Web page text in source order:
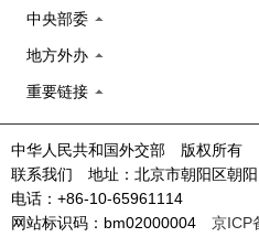
中央部委
地方外办
重要链接
中华人民共和国外交部 版权所有
联系我们 地址：北京市朝阳区朝
电话：+86-10-65961114
网站标识码：bm02000004 京ICP